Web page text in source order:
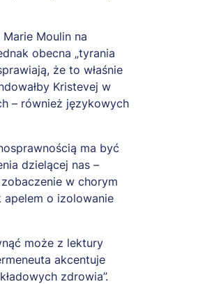
Moulin na
obecna „tyrania
że to właśnie
Kristevej w
– również językowych
ma być
dzielącej nas –
w chorym
apelem o izolowanie
może z lektury
akcentuje
zdrowia”.